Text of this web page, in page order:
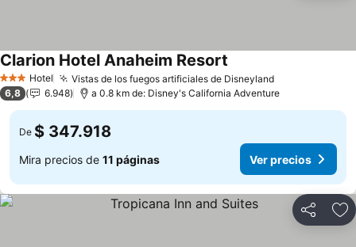
3 Estrellas
Hotel Vistas de los fuegos artificiales de Disneyland
Clarion Hotel Anaheim Resort
6,8 6.948 a 0.8 km de: Disney's California Adventure
De $ 347.918
Mira precios de 11 páginas Ver precios
Compartir